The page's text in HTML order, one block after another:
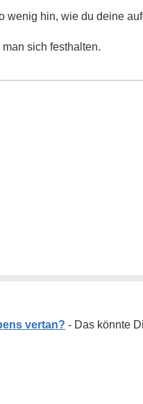
wenig hin, wie du deine
sich festhalten.
vertan?